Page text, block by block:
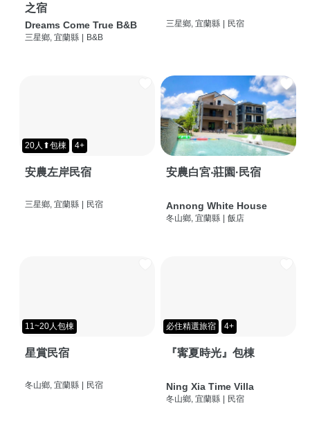
之宿
Dreams Come True B&B
三星鄉, 宜蘭縣 | B&B
三星鄉, 宜蘭縣 | 民宿
20人⬆包棟 4+
安農左岸民宿
三星鄉, 宜蘭縣 | 民宿
安農白宮‧莊園·民宿
Annong White House
冬山鄉, 宜蘭縣 | 飯店
11~20人包棟
星賞民宿
冬山鄉, 宜蘭縣 民宿
必住精選旅宿 4+
『寗夏時光』包棟
Ning Xia Time Villa
冬山鄉, 宜蘭縣 民宿